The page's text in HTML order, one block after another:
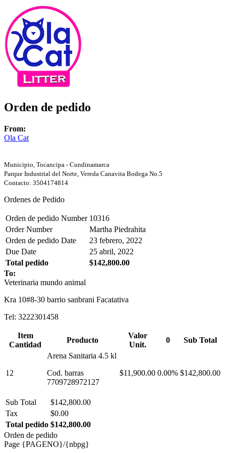
Orden de pedido
From:
Ola Cat
Municipio, Tocancipa - Cundinamarca
Parque Industrial del Norte, Vereda Canavita Bodega No.5
Contacto: 3504174814
Ordenes de Pedido
Orden de pedido Number 10316
Order Number
Martha Piedrahita
Orden de pedido Date
23 febrero, 2022
Due Date
25 abril, 2022
Total pedido
$142,800.00
To:
Veterinaria mundo animal
Kra 10#8-30 barrio sanbrani Facatativa
Tel: 3222301458
Item
Cantidad
Producto
Valor
Unit.
0 Sub Total
12
Arena Sanitaria 4.5 kl
Cod. barras
7709728972127
$11,900.00 0.00% $142,800.00
Sub Total
$142,800.00
Tax
$0.00
Total pedido $142,800.00
Orden de pedido
Page {PAGENO}/{nbpg}